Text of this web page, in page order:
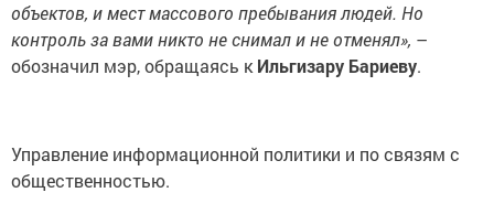
объектов, и мест массового пребывания людей. Но
контроль за вами никто не снимал и не отменял», –
обозначил мэр, обращаясь к Ильгизару Бариеву.
Управление информационной политики и по связям с
общественностью.